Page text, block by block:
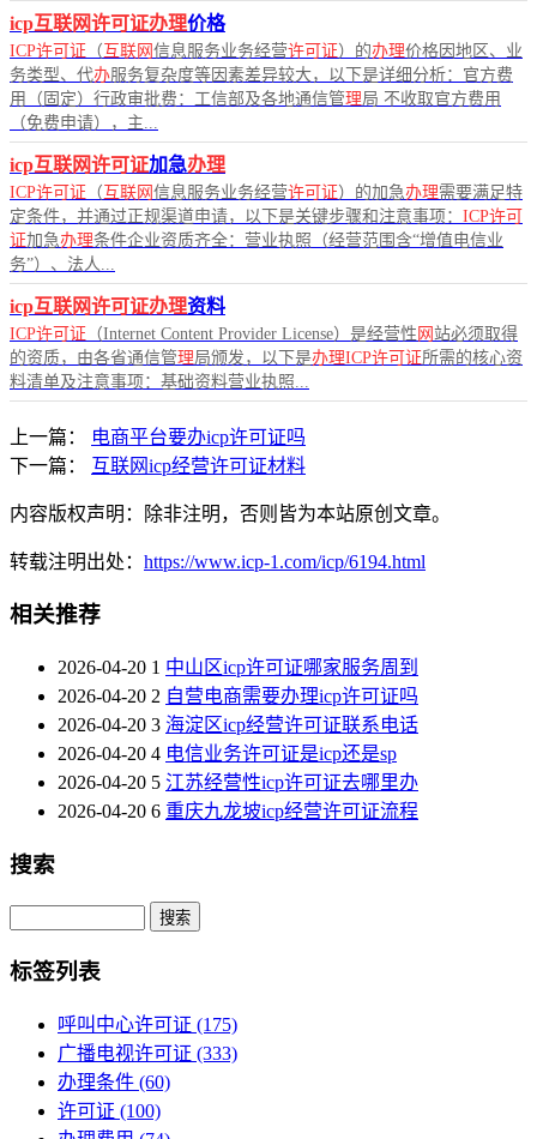
icp互联网许可证办理价格
ICP许可证 （互联网信息服务业务经营许可证）的办理价格因地区、业
务类型、代办服务复杂度等因素差异较大，以下是详细分析：官方费
用（固定）行政审批费：工信部及各地通信管理局 不收取官方费用
（免费申请），主...
icp互联网许可证加急办理
ICP许可证 （互联网信息服务业务经营许可证）的加急办理需要满足特
定条件，并通过正规渠道申请，以下是关键步骤和注意事项： ICP许可
证加急办理条件企业资质齐全：营业执照（经营范围含“增值电信业
务”）、法人...
icp互联网许可证办理资料
ICP许可证 （Internet Content Provider License）是经营性 网站必须取得
的资质，由各省通信管理局颁发，以下是办理ICP许可证所需的核心资
料清单及注意事项：基础资料营业执照...
上一篇：
电商平台要办icp许可证吗
下一篇：
互联网icp经营许可证材料
内容版权声明：除非注明，否则皆为本站原创文章。
转载注明出处： https://www.icp-1.com/icp/6194.html
相关推荐
2026-04-20 1 中山区icp许可证哪家服务周到
2026-04-20 2 自营电商需要办理icp许可证吗
2026-04-20 3 海淀区icp经营许可证联系电话
2026-04-20 4 电信业务许可证是icp还是sp
2026-04-20 5 江苏经营性icp许可证去哪里办
2026-04-20 6 重庆九龙坡icp经营许可证流程
搜索
Search
标签列表
呼叫中心许可证 (175)
广播电视许可证 (333)
办理条件 (60)
许可证 (100)